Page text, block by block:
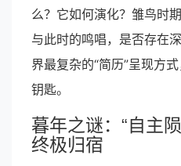
么？它如何演化？雏鸟时
与此时的鸣唱，是否存在
界最复杂的“简历”呈现方
钥匙。
暮年之谜：“自主
终极归宿